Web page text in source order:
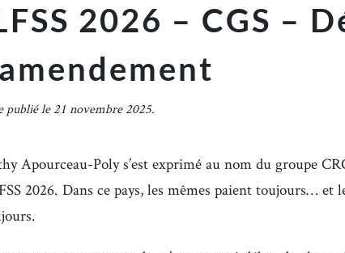
2026 – CGS –
publié le 21 novembre 2025.
Apourceau-Poly s’est exprimé au nom du groupe
2026. Dans ce pays, les mêmes paient toujours… et